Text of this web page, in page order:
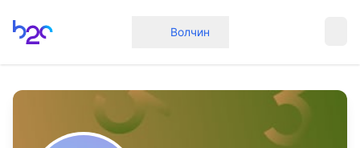
Главная Волчин